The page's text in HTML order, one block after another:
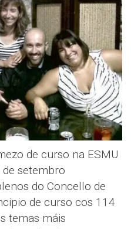
de curso na ESMU
setembro
do Concello de
de curso cos 114
temas máis